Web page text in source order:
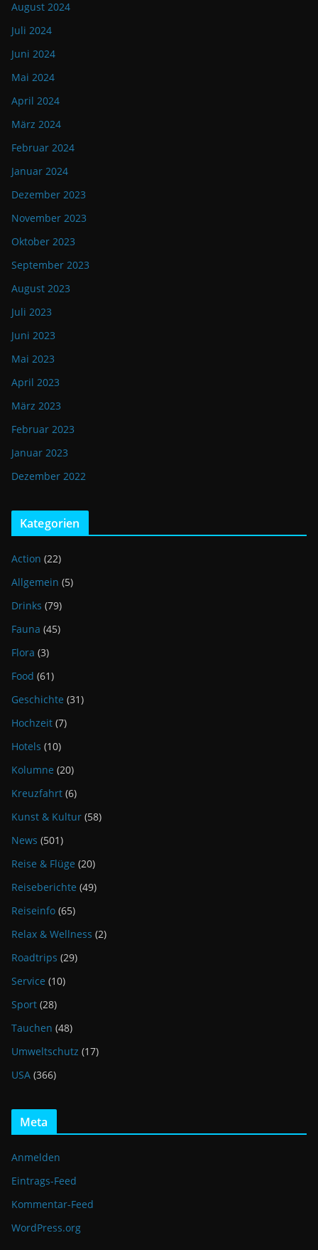
August 2024
Juli 2024
Juni 2024
Mai 2024
April 2024
März 2024
Februar 2024
Januar 2024
Dezember 2023
November 2023
Oktober 2023
September 2023
August 2023
Juli 2023
Juni 2023
Mai 2023
April 2023
März 2023
Februar 2023
Januar 2023
Dezember 2022
Kategorien
Action (22)
Allgemein (5)
Drinks (79)
Fauna (45)
Flora (3)
Food (61)
Geschichte (31)
Hochzeit (7)
Hotels (10)
Kolumne (20)
Kreuzfahrt (6)
Kunst & Kultur (58)
News (501)
Reise & Flüge (20)
Reiseberichte (49)
Reiseinfo (65)
Relax & Wellness (2)
Roadtrips (29)
Service (10)
Sport (28)
Tauchen (48)
Umweltschutz (17)
USA (366)
Meta
Anmelden
Eintrags-Feed
Kommentar-Feed
WordPress.org